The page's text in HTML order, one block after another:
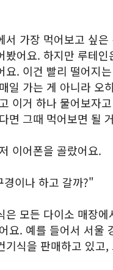
서 가장 먹어보고 싶
봤어요. 하지만 루테
요. 이건 빨리 떨어지
일 가는 게 아니라 오
이거 하나 물어보자
면 그때 먹어보면 될
이어폰을 골랐어요.
이나 하고 갈까?"
은 모든 다이소 매장
요. 예를 들어서 서울
기식을 판매하고 있고